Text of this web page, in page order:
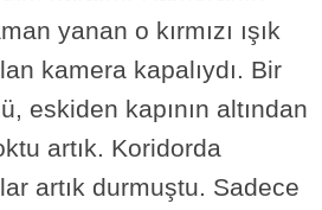
yanan o kırmızı ışık
kamera kapalıydı. Bir
eskiden kapının altından
artık. Koridorda
artık durmuştu. Sadece